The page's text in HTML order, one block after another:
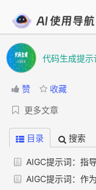
代码生成提示
赞 收藏
更多文章
目录 搜索
AIGC提示词：指
AIGC提示词：作